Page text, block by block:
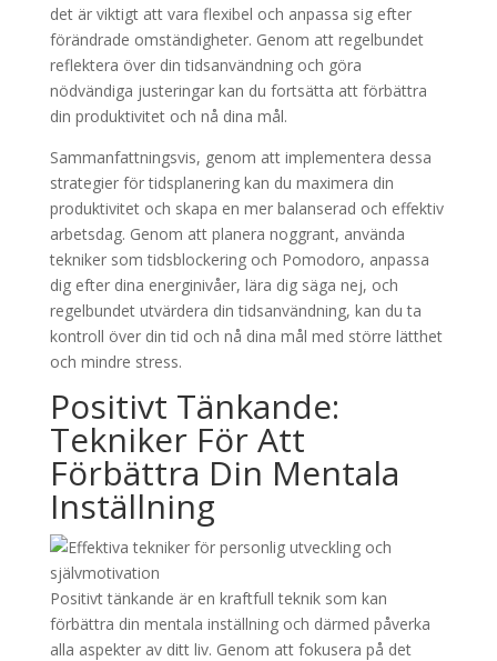
det är viktigt att vara flexibel och anpassa sig efter
förändrade omständigheter. Genom att regelbundet
reflektera över din tidsanvändning och göra
nödvändiga justeringar kan du fortsätta att förbättra
din produktivitet och nå dina mål.
Sammanfattningsvis, genom att implementera dessa
strategier för tidsplanering kan du maximera din
produktivitet och skapa en mer balanserad och effektiv
arbetsdag. Genom att planera noggrant, använda
tekniker som tidsblockering och Pomodoro, anpassa
dig efter dina energinivåer, lära dig säga nej, och
regelbundet utvärdera din tidsanvändning, kan du ta
kontroll över din tid och nå dina mål med större lätthet
och mindre stress.
Positivt Tänkande:
Tekniker För Att
Förbättra Din Mentala
Inställning
Positivt tänkande är en kraftfull teknik som kan
förbättra din mentala inställning och därmed påverka
alla aspekter av ditt liv. Genom att fokusera på det